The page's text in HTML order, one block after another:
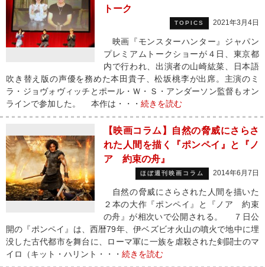
トーク
TOPICS 2021年3月4日
映画『モンスターハンター』ジャパン
プレミアムトークショーが４日、東京都
内で行われ、出演者の山崎紘菜、日本語
吹き替え版の声優を務めた本田貴子、松坂桃李が出席。主演のミ
ラ・ジョヴォヴィッチとポール・Ｗ・Ｓ・アンダーソン監督もオン
ラインで参加した。 本作は・・・ 続きを読む
【映画コラム】自然の脅威にさらさ
れた人間を描く『ポンペイ』と『ノ
ア 約束の舟』
ほぼ週刊映画コラム 2014年6月7日
自然の脅威にさらされた人間を描いた
２本の大作『ポンペイ』と『ノア 約束
の舟』が相次いで公開される。 ７日公
開の『ポンペイ』は、西暦79年、伊ベズビオ火山の噴火で地中に埋
没した古代都市を舞台に、ローマ軍に一族を虐殺された剣闘士のマ
イロ（キット・ハリント・・・ 続きを読む